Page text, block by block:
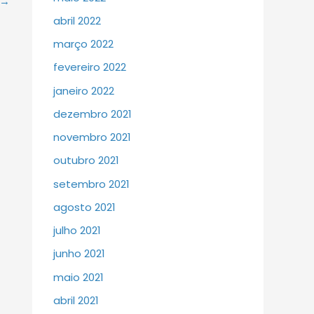
abril 2022
março 2022
fevereiro 2022
janeiro 2022
dezembro 2021
novembro 2021
outubro 2021
setembro 2021
agosto 2021
julho 2021
junho 2021
maio 2021
abril 2021